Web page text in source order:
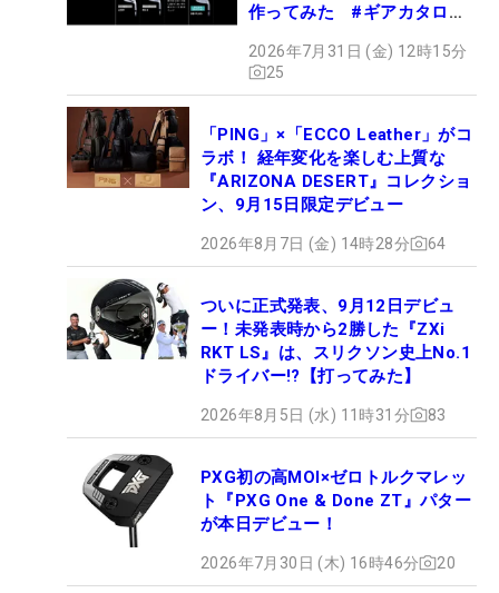
作ってみた #ギアカタログ
2026年7月31日 (金) 12時15分
25
「PING」×「ECCO Leather」がコ
ラボ！ 経年変化を楽しむ上質な
『ARIZONA DESERT』コレクショ
ン、9月15日限定デビュー
2026年8月7日 (金) 14時28分 64
ついに正式発表、9月12日デビュ
ー！未発表時から2勝した『ZXi
RKT LS』は、スリクソン史上No.1
ドライバー!?【打ってみた】
2026年8月5日 (水) 11時31分 83
PXG初の高MOI×ゼロトルクマレッ
ト『PXG One & Done ZT』パター
が本日デビュー！
2026年7月30日 (木) 16時46分 20